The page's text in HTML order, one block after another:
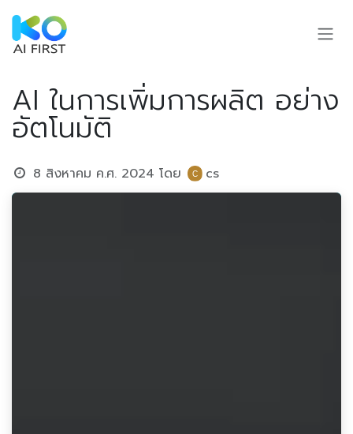
Skip to Content
AI ในการเพิ่มการผลิต อย่าง
อัตโนมัติ
8 สิงหาคม ค.ศ. 2024 โดย cs